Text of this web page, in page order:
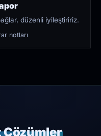
düzenli iyileştiririz.
notları
Çözümler